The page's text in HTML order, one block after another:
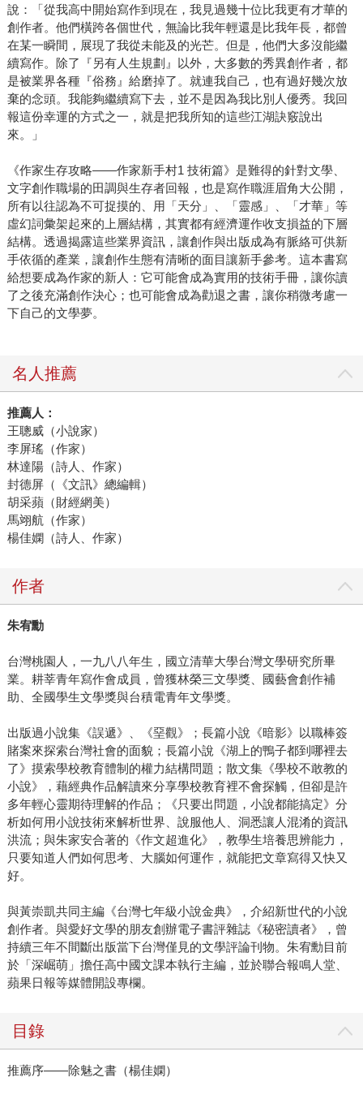
說：「從我高中開始寫作到現在，我見過幾十位比我更有才華的
創作者。他們橫跨各個世代，無論比我年輕還是比我年長，都曾
在某一瞬間，展現了我從未能及的光芒。但是，他們大多沒能繼
續寫作。除了『另有人生規劃』以外，大多數的秀異創作者，都
是被業界各種『俗務』給磨掉了。就連我自己，也有過好幾次放
棄的念頭。我能夠繼續寫下去，並不是因為我比別人優秀。我回
報這份幸運的方式之一，就是把我所知的這些江湖訣竅說出
來。」
《作家生存攻略——作家新手村1 技術篇》是難得的針對文學、
文字創作職場的田調與生存者回報，也是寫作職涯眉角大公開，
所有以往認為不可捉摸的、用「天分」、「靈感」、「才華」等
虛幻詞彙架起來的上層結構，其實都有經濟運作收支損益的下層
結構。透過揭露這些業界資訊，讓創作與出版成為有脈絡可供新
手依循的產業，讓創作生態有清晰的面目讓新手參考。這本書寫
給想要成為作家的新人：它可能會成為實用的技術手冊，讓你讀
了之後充滿創作決心；也可能會成為勸退之書，讓你稍微考慮一
下自己的文學夢。
名人推薦
推薦人：
王聰威（小說家）
李屏瑤（作家）
林達陽（詩人、作家）
封德屏（《文訊》總編輯）
胡采蘋（財經網美）
馬翊航（作家）
楊佳嫻（詩人、作家）
作者
朱宥勳
台灣桃園人，一九八八年生，國立清華大學台灣文學研究所畢
業。耕莘青年寫作會成員，曾獲林榮三文學獎、國藝會創作補
助、全國學生文學獎與台積電青年文學獎。
出版過小說集《誤遞》、《堊觀》；長篇小說《暗影》以職棒簽
賭案來探索台灣社會的面貌；長篇小說《湖上的鴨子都到哪裡去
了》摸索學校教育體制的權力結構問題；散文集《學校不敢教的
小說》，藉經典作品解讀來分享學校教育裡不會探觸，但卻是許
多年輕心靈期待理解的作品；《只要出問題，小說都能搞定》分
析如何用小說技術來解析世界、說服他人、洞悉讓人混淆的資訊
洪流；與朱家安合著的《作文超進化》，教學生培養思辨能力，
只要知道人們如何思考、大腦如何運作，就能把文章寫得又快又
好。
與黃崇凱共同主編《台灣七年級小說金典》，介紹新世代的小說
創作者。與愛好文學的朋友創辦電子書評雜誌《秘密讀者》，曾
持續三年不間斷出版當下台灣僅見的文學評論刊物。朱宥勳目前
於「深崛萌」擔任高中國文課本執行主編，並於聯合報鳴人堂、
蘋果日報等媒體開設專欄。
目錄
推薦序——除魅之書（楊佳嫻）